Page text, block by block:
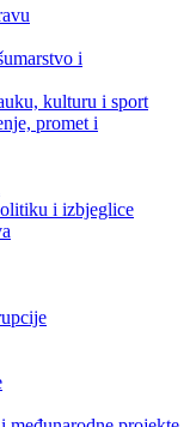
i
kulturu i sport
promet i
i izbjeglice